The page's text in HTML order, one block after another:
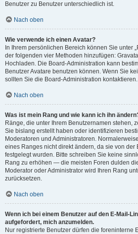
Benutzer zu Benutzer unterschiedlich ist.
Nach oben
Wie verwende ich einen Avatar?
In Ihrem persönlichen Bereich können Sie unter
der folgenden vier Methoden hinzufügen:
Hochladen. Die Board-Administration kann
Benutzer Avatare benutzen können. Wenn Sie
sollten Sie die Board-Administration kontaktieren.
Nach oben
Was ist mein Rang und wie kann ich ihn
Ränge, die unter Ihrem Benutzernamen stehen,
Sie bislang erstellt haben oder identifizieren
Moderatoren und Administratoren.
eines Ranges nicht direkt ändern, da sie von der
festgelegt wurden. Bitte schreiben Sie keine
Rang zu erhöhen — die meisten Foren dulden
Moderator oder Administrator wird Ihren Rang
zurücksetzen.
Nach oben
Wenn ich bei einem Benutzer auf den E-Mail-
aufgefordert, mich anzumelden.
Nur registrierte Benutzer dürfen die foreninterne